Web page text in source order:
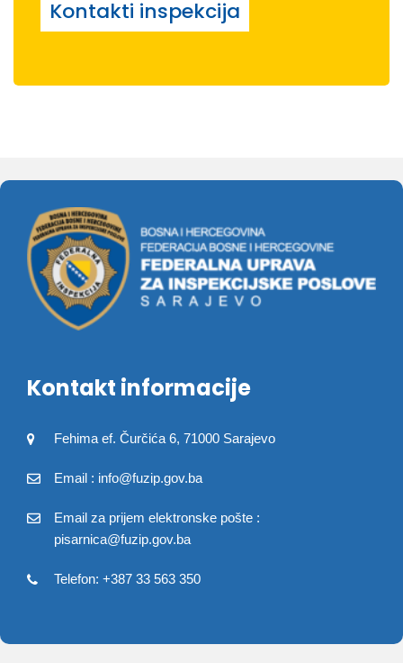
Kontakti inspekcija
Kontakt informacije
Fehima ef. Čurčića 6, 71000 Sarajevo
Email : info@fuzip.gov.ba
Email za prijem elektronske pošte :
pisarnica@fuzip.gov.ba
Telefon: +387 33 563 350